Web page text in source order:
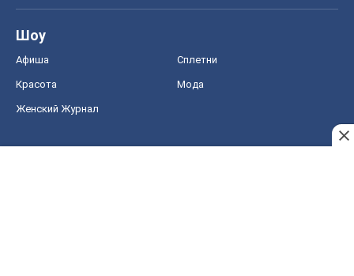
Шоу
Афиша Сплетни
Красота Мода
Женский Журнал